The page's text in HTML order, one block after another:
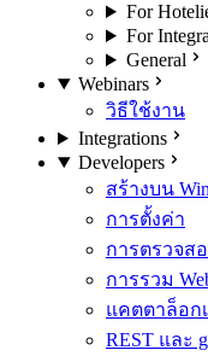
For
For
General
Webinars
วิธีใช้งาน
Integrations
Developers
สร้างบน
การตั้งค่า
การตรวจส
การรวม
แคตตาล็อก
REST และ